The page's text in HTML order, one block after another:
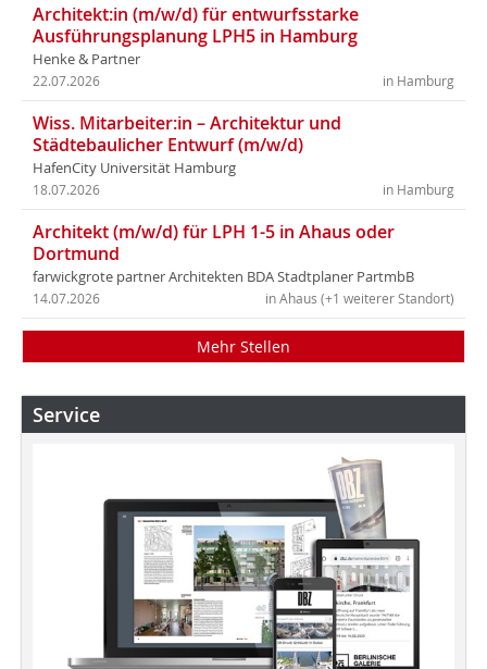
Architekt:in (m/w/d) für entwurfsstarke
Ausführungsplanung LPH5 in Hamburg
Henke & Partner
in Hamburg
22.07.2026
Wiss. Mitarbeiter:in – Architektur und
Städtebaulicher Entwurf (m/w/d)
HafenCity Universität Hamburg
in Hamburg
18.07.2026
Architekt (m/w/d) für LPH 1-5 in Ahaus oder
Dortmund
farwickgrote partner Architekten BDA Stadtplaner PartmbB
in Ahaus (+1 weiterer Standort)
14.07.2026
Mehr Stellen
Service